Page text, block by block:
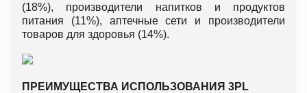
(18%), производители напитков и продуктов
питания (11%), аптечные сети и производители
товаров для здоровья (14%).
ПРЕИМУЩЕСТВА ИСПОЛЬЗОВАНИЯ 3PL